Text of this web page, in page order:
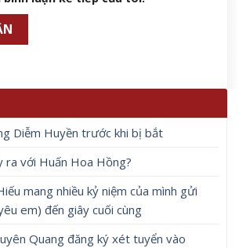
Diễm Huyền trước khi bị bắt
ra với Huấn Hoa Hồng?
mang nhiều kỷ niệm của mình gửi
em) đến giây cuối cùng
Quang đăng ký xét tuyển vào